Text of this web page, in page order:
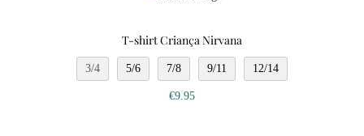
T-shirt Criança Nirvana
3/4 5/6 7/8 9/11 12/14
€9.95